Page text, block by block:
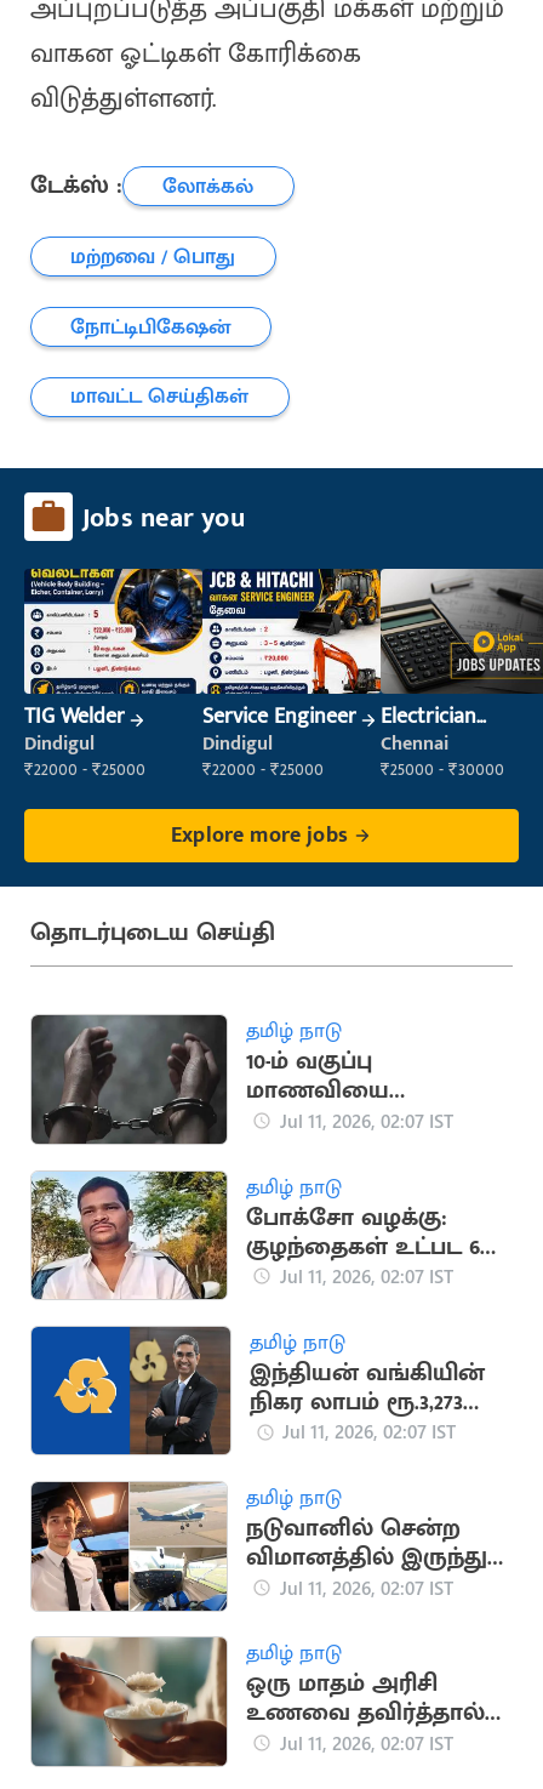
அப்புறப்படுத்த அப்பகுதி மக்கள் மற்றும்
வாகன ஓட்டிகள் கோரிக்கை
விடுத்துள்ளனர்.
டேக்ஸ் :
லோக்கல்
மற்றவை / பொது
நோட்டிபிகேஷன்
மாவட்ட செய்திகள்
Jobs near you
TIG Welder
Dindigul
₹22000 - ₹25000
Service Engineer
Dindigul
₹22000 - ₹25000
Electrician
(Construction)
Chennai
₹25000 - ₹30000
Explore more jobs
தொடர்புடைய செய்தி
தமிழ் நாடு
10-ம் வகுப்பு
மாணவியை
கர்ப்பமாக்கிய தாத்தா
கைது
Jul 11, 2026, 02:07 IST
தமிழ் நாடு
போக்சோ வழக்கு:
குழந்தைகள் உட்பட 6
பேரை கொன்ற
Jul 11, 2026, 02:07 IST
தமிழ் நாடு
இந்தியன் வங்கியின்
நிகர லாபம் ரூ.3,273
கோடியாக உயர்வு
Jul 11, 2026, 02:07 IST
தமிழ் நாடு
நடுவானில் சென்ற
விமானத்தில் இருந்து
குதித்த விமானி பலி
Jul 11, 2026, 02:07 IST
தமிழ் நாடு
ஒரு மாதம் அரிசி
உணவை தவிர்த்தால்
உடலில் நடக்கும்
Jul 11, 2026, 02:07 IST